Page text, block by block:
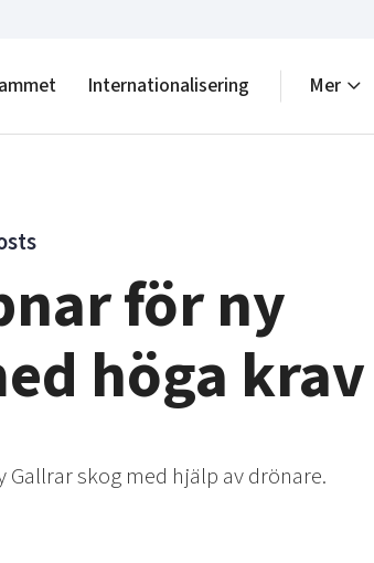
Internationalisering Mer
för ny
höga krav
skog med hjälp av drönare.